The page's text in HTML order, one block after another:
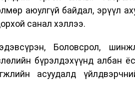
аюулгүй байдал, эрүүл
санал хэллээ.
Боловсрол,
бүрэлдэхүүнд албан
асуудалд